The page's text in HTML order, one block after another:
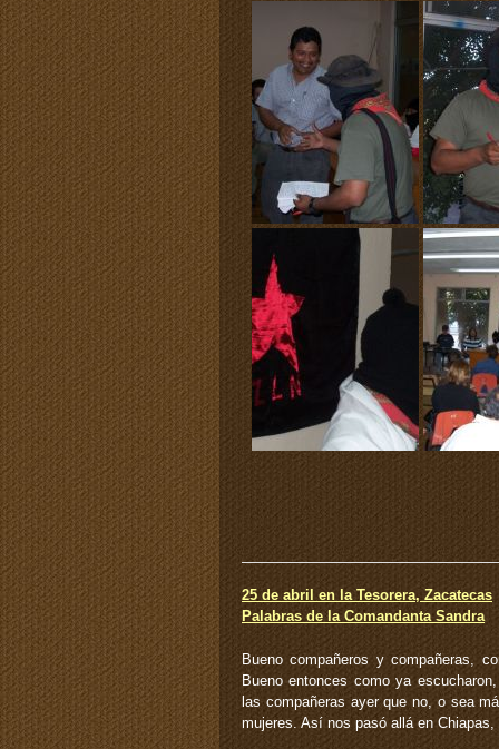
25 de abril en la Tesorera, Zacatecas
Palabras de la Comandanta Sandra
Bueno compañeros y compañeras,
Bueno entonces como ya
las compañeras ayer que no, o sea
mujeres. Así nos pasó allá en